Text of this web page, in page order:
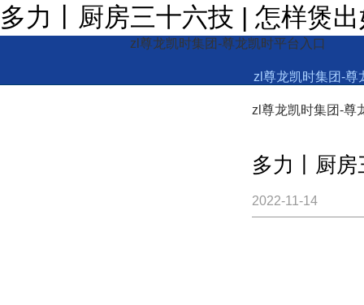
多力丨厨房三十六技 | 怎样煲
zl尊龙凯时集团-尊龙凯时平台入口
zl尊龙凯时集团-尊
zl尊龙凯时集团-尊
多力丨厨
2022-11-14